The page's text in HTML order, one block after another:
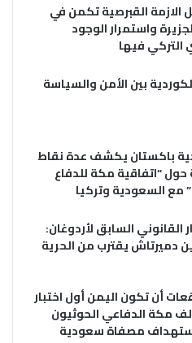
الازمة القبرصية تكمن في
واستمرار الوجود
فيها
بين الأمن والسياسة
باكستان يكشف عدة نقاط
“اتفاقية مكة للدفاع
مع السعودية وتركيا
القانوني السابق لأردوغان:
دميرتاش يقترب من الحرية
أن تكون اليمن أول اختبار
مكة الدفاعي الحوثيون
مصفاة سعودية